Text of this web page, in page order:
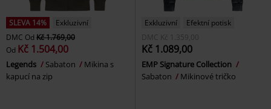
SLEVA 14%
Exkluzivní
DMC Od Kč 1.769,00
Od Kč 1.504,00
Legends Sabaton
Mikina s
kapucí na zip
Exkluzivní
Efektní potisk
DMC
Kč 1.359,00
Kč 1.089,00
EMP Signature Collection
Sabaton
Mikinové tričko